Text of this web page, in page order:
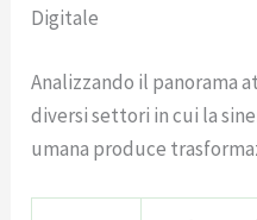
Digitale
Analizzando il panorama
diversi settori in cui la
umana produce